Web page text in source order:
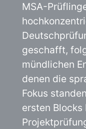
MSA-
geschafft,
mündlichen
denen die
Fokus
ersten